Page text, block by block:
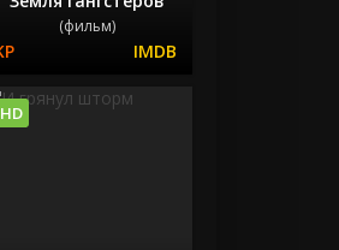
(фильм)
HD